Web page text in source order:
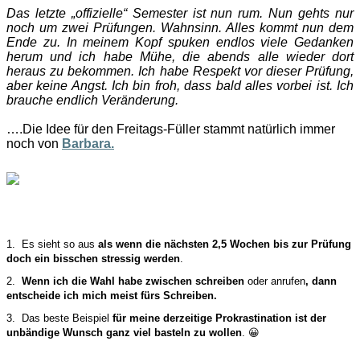
Das letzte „offizielle“ Semester ist nun rum. Nun gehts nur
noch um zwei Prüfungen. Wahnsinn. Alles kommt nun dem
Ende zu. In meinem Kopf spuken endlos viele Gedanken
herum und ich habe Mühe, die abends alle wieder dort
heraus zu bekommen. Ich habe Respekt vor dieser Prüfung,
aber keine Angst. Ich bin froh, dass bald alles vorbei ist. Ich
brauche endlich Veränderung.
….Die Idee für den Freitags-Füller stammt natürlich immer
noch von Barbara.
1. Es sieht so aus als wenn die nächsten 2,5 Wochen bis zur Prüfung
doch ein bisschen stressig werden.
2. Wenn ich die Wahl habe zwischen schreiben oder anrufen, dann
entscheide ich mich meist fürs Schreiben.
3. Das beste Beispiel für meine derzeitige Prokrastination ist der
unbändige Wunsch ganz viel basteln zu wollen. 😀